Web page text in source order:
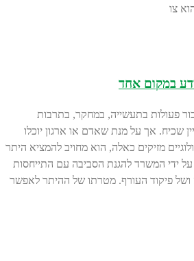
צו
במקום אחד
פעולות בתעשייה, במחקר, בתרבות
שכיח. אך על מנת שאדם או ארגון יוכלו
מזיקים כאלה, הוא מחויב להמציא היתר
ידי המשרד להגנת הסביבה עם התייחסות
פיקוד העורף. מטרתו של ההיתר לאפשר